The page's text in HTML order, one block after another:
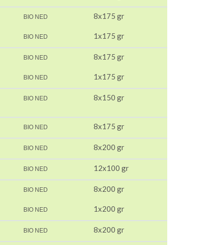
BIO NED 8x175 gr
BIO NED 1x175 gr
BIO NED 8x175 gr
BIO NED 1x175 gr
BIO NED 8x150 gr
BIO NED 8x175 gr
BIO NED 8x200 gr
BIO NED 12x100 gr
BIO NED 8x200 gr
BIO NED 1x200 gr
BIO NED 8x200 gr